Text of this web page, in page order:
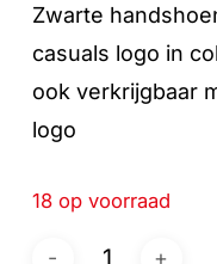
Zwarte
casuals logo in
ook verkrijgbaar
logo
18 op voorraad